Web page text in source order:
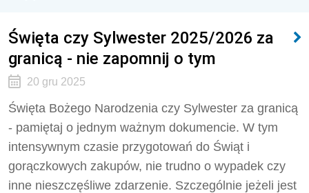
Święta czy Sylwester 2025/2026 za
granicą - nie zapomnij o tym
20 gru 2025
Święta Bożego Narodzenia czy Sylwester za granicą
- pamiętaj o jednym ważnym dokumencie. W tym
intensywnym czasie przygotowań do Świąt i
gorączkowych zakupów, nie trudno o wypadek czy
inne nieszczęśliwe zdarzenie. Szczególnie jeżeli jest